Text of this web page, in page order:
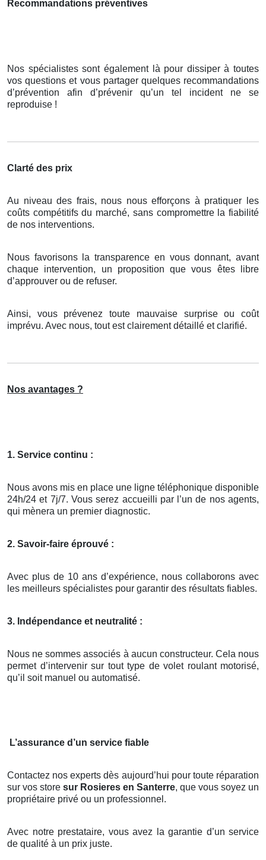
Recommandations préventives
Nos spécialistes sont également là pour dissiper à toutes
vos questions et vous partager quelques recommandations
d’prévention afin d’prévenir qu’un tel incident ne se
reproduise !
Clarté des prix
Au niveau des frais, nous nous efforçons à pratiquer les
coûts compétitifs du marché, sans compromettre la fiabilité
de nos interventions.
Nous favorisons la transparence en vous donnant, avant
chaque intervention, un proposition que vous êtes libre
d’approuver ou de refuser.
Ainsi, vous prévenez toute mauvaise surprise ou coût
imprévu. Avec nous, tout est clairement détaillé et clarifié.
Nos avantages ?
1. Service continu :
Nous avons mis en place une ligne téléphonique disponible
24h/24 et 7j/7. Vous serez accueilli par l’un de nos agents,
qui mènera un premier diagnostic.
2. Savoir-faire éprouvé :
Avec plus de 10 ans d’expérience, nous collaborons avec
les meilleurs spécialistes pour garantir des résultats fiables.
3. Indépendance et neutralité :
Nous ne sommes associés à aucun constructeur. Cela nous
permet d’intervenir sur tout type de volet roulant motorisé,
qu’il soit manuel ou automatisé.
L’assurance d’un service fiable
Contactez nos experts dès aujourd’hui pour toute réparation
sur vos store sur Rosieres en Santerre, que vous soyez un
propriétaire privé ou un professionnel.
Avec notre prestataire, vous avez la garantie d’un service
de qualité à un prix juste.